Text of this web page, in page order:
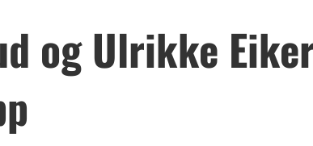
og Ulrikke